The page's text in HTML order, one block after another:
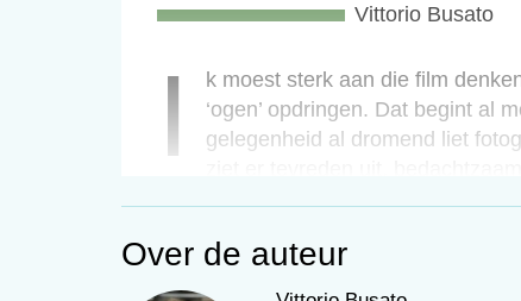
Vittorio Busato
i
Ik moest sterk aan die film
‘ogen’ opdringen. Dat begint al
gelegenheid al dromend liet
ogen voor zijn boekenkast liet
allereerste EEG in het artikel van
Over de auteur